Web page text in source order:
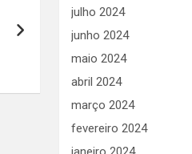
julho 2024
junho 2024
maio 2024
abril 2024
março 2024
fevereiro 2024